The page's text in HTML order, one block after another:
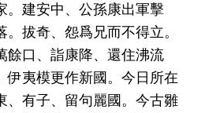
。建安中、公孫康出軍擊
拔奇、怨爲兄而不得立。
餘口、詣康降、還住沸流
伊夷模更作新國。今日所在
、有子、留句麗國。今古雛